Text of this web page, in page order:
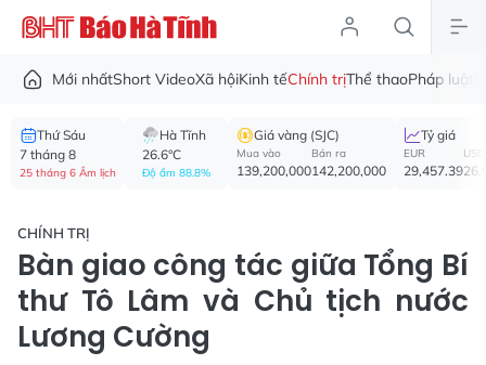
Mới nhấtShort VideoXã hộiKinh tếChính trịThể thaoPháp luật
Thứ Sáu
7 tháng 8
25 tháng 6 Âm lịch
Hà Tĩnh
26.6°C
Độ ẩm 88.8%
Giá vàng (SJC)
Mua vào
139,200,000
Bán ra
142,200,000
Tỷ giá
EUR
29,457.39
USD
CHÍNH TRỊ
Bàn giao công tác giữa Tổng Bí
thư Tô Lâm và Chủ tịch nước
Lương Cường